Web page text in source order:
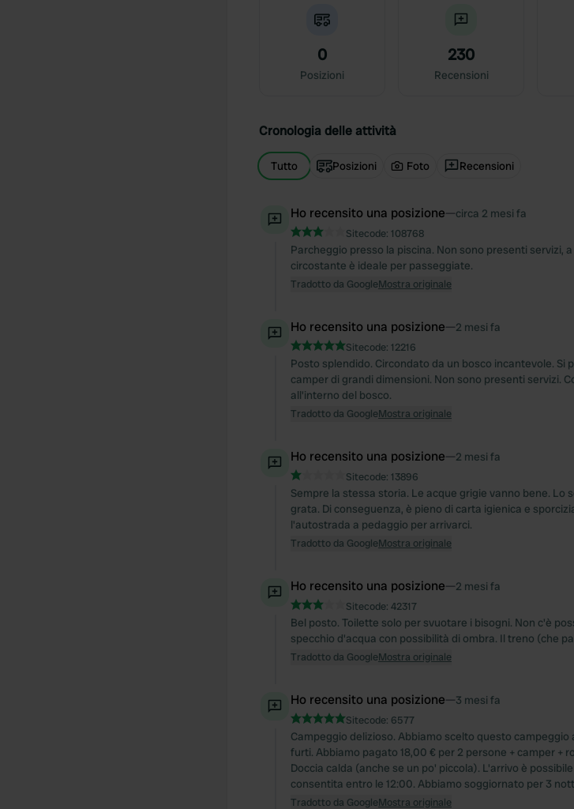
0
Posizioni
230
Recensioni
Cronologia delle attività
Tutto Posizioni Foto Recensioni
Ho recensito una posizione—circa 2 mesi fa
Sitecode: 108768
Parcheggio presso la piscina. Non sono presenti servizi,
circostante è ideale per passeggiate.
Tradotto da GoogleMostra originale
Ho recensito una posizione—2 mesi fa
Sitecode: 12216
Posto splendido. Circondato da un bosco incantevole. Si
camper di grandi dimensioni. Non sono presenti servizi.
all'interno del bosco.
Tradotto da GoogleMostra originale
Ho recensito una posizione—2 mesi fa
Sitecode: 13896
Sempre la stessa storia. Le acque grigie vanno bene. Lo
grata. Di conseguenza, è pieno di carta igienica e
l'autostrada a pedaggio per arrivarci.
Tradotto da GoogleMostra originale
Ho recensito una posizione—2 mesi fa
Sitecode: 42317
Bel posto. Toilette solo per svuotare i bisogni. Non c'è
specchio d'acqua con possibilità di ombra. Il treno (che
Tradotto da GoogleMostra originale
Ho recensito una posizione—3 mesi fa
Sitecode: 6577
Campeggio delizioso. Abbiamo scelto questo
furti. Abbiamo pagato 18,00 € per 2 persone + camper +
Doccia calda (anche se un po' piccola). L'arrivo è
consentita entro le 12:00. Abbiamo soggiornato per 3
Tradotto da GoogleMostra originale